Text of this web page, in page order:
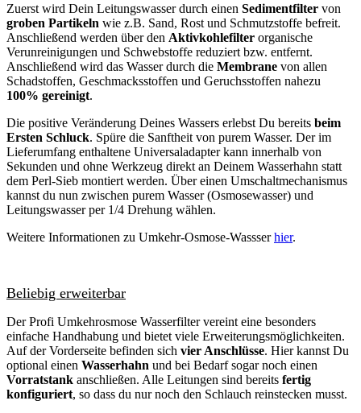
Zuerst wird Dein Leitungswasser durch einen Sedimentfilter von
groben Partikeln wie z.B. Sand, Rost und Schmutzstoffe befreit.
Anschließend werden über den Aktivkohlefilter organische
Verunreinigungen und Schwebstoffe reduziert bzw. entfernt.
Anschließend wird das Wasser durch die Membrane von allen
Schadstoffen, Geschmacksstoffen und Geruchsstoffen nahezu
100% gereinigt.
Die positive Veränderung Deines Wassers erlebst Du bereits beim
Ersten Schluck. Spüre die Sanftheit von purem Wasser. Der im
Lieferumfang enthaltene Universaladapter kann innerhalb von
Sekunden und ohne Werkzeug direkt an Deinem Wasserhahn statt
dem Perl-Sieb montiert werden. Über einen Umschaltmechanismus
kannst du nun zwischen purem Wasser (Osmosewasser) und
Leitungswasser per 1/4 Drehung wählen.
Weitere Informationen zu Umkehr-Osmose-Wassserhier.
Beliebig erweiterbar
Der Profi Umkehrosmose Wasserfilter vereint eine besonders
einfache Handhabung und bietet viele Erweiterungsmöglichkeiten.
Auf der Vorderseite befinden sich vier Anschlüsse. Hier kannst Du
optional einen Wasserhahn und bei Bedarf sogar noch einen
Vorratstank anschließen. Alle Leitungen sind bereits fertig
konfiguriert, so dass du nur noch den Schlauch reinstecken musst.